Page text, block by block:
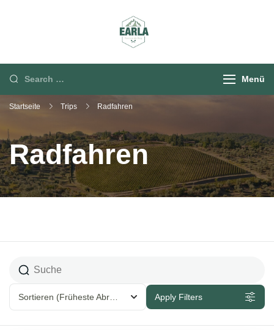
Menü
Startseite Trips Radfahren
Radfahren
Sortieren Apply Filters